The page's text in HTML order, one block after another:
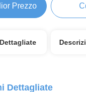
Prezzo
Dettagliate